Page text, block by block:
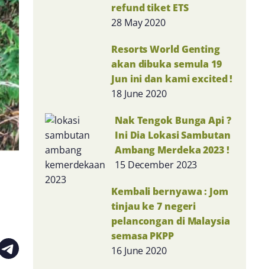
refund tiket ETS
28 May 2020
Resorts World Genting
akan dibuka semula 19
Jun ini dan kami excited !
18 June 2020
Nak Tengok Bunga Api ?
Ini Dia Lokasi Sambutan
Ambang Merdeka 2023 !
15 December 2023
Kembali bernyawa : Jom
tinjau ke 7 negeri
pelancongan di Malaysia
semasa PKPP
16 June 2020